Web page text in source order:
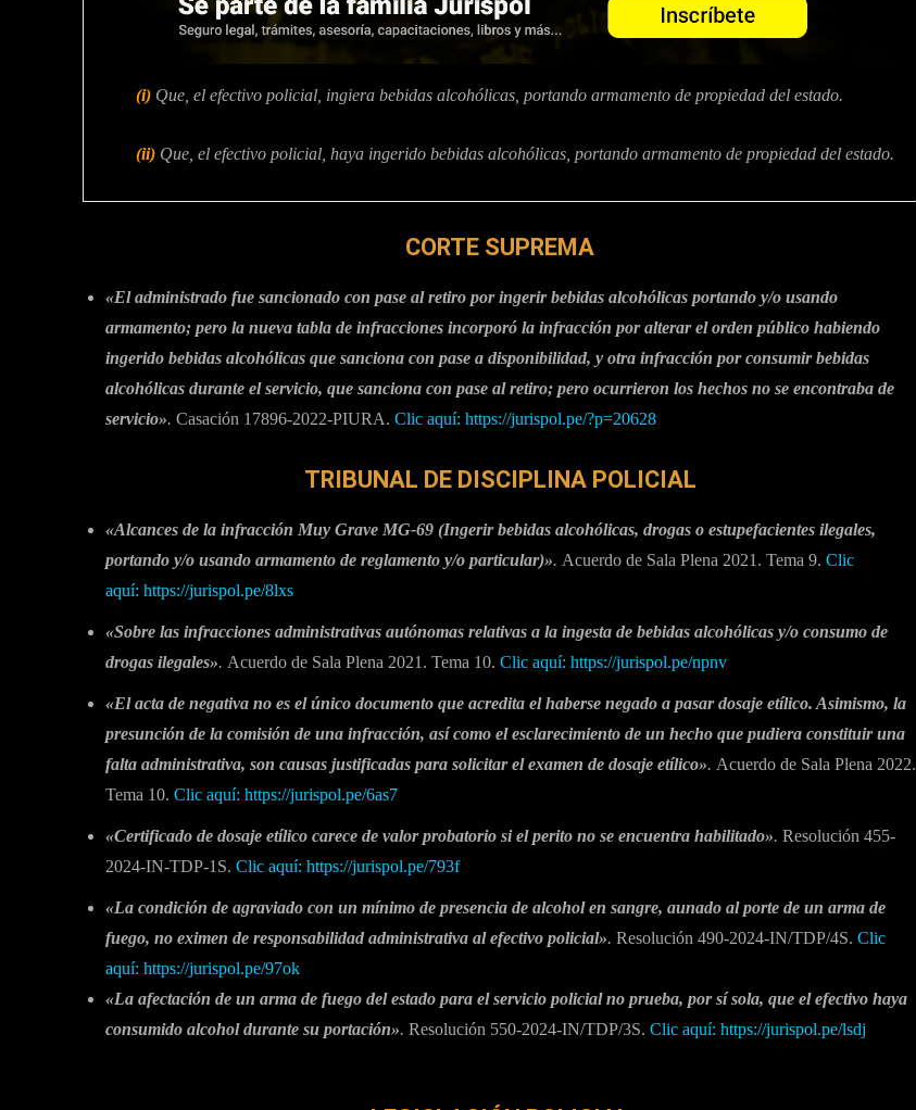
(i) Que, el efectivo policial, ingiera bebidas alcohólicas, portando armamento de propiedad del estado.
(ii) Que, el efectivo policial, haya ingerido bebidas alcohólicas, portando armamento de propiedad del estado.
CORTE SUPREMA
«El administrado fue sancionado con pase al retiro por ingerir bebidas alcohólicas portando y/o usando
armamento; pero la nueva tabla de infracciones incorporó la infracción por alterar el orden público habiendo
ingerido bebidas alcohólicas que sanciona con pase a disponibilidad, y otra infracción por consumir bebidas
alcohólicas durante el servicio, que sanciona con pase al retiro; pero ocurrieron los hechos no se encontraba de
servicio». Casación 17896-2022-PIURA. Clic aquí: https://jurispol.pe/?p=20628
TRIBUNAL DE DISCIPLINA POLICIAL
«Alcances de la infracción Muy Grave MG-69 (Ingerir bebidas alcohólicas, drogas o estupefacientes ilegales,
portando y/o usando armamento de reglamento y/o particular)». Acuerdo de Sala Plena 2021. Tema 9. Clic
aquí: https://jurispol.pe/8lxs
«Sobre las infracciones administrativas autónomas relativas a la ingesta de bebidas alcohólicas y/o consumo de
drogas ilegales». Acuerdo de Sala Plena 2021. Tema 10. Clic aquí: https://jurispol.pe/npnv
«El acta de negativa no es el único documento que acredita el haberse negado a pasar dosaje etílico. Asimismo, la
presunción de la comisión de una infracción, así como el esclarecimiento de un hecho que pudiera constituir una
falta administrativa, son causas justificadas para solicitar el examen de dosaje etílico». Acuerdo de Sala Plena 2022.
Tema 10. Clic aquí: https://jurispol.pe/6as7
«Certificado de dosaje etílico carece de valor probatorio si el perito no se encuentra habilitado». Resolución 455-
2024-IN-TDP-1S. Clic aquí: https://jurispol.pe/793f
«La condición de agraviado con un mínimo de presencia de alcohol en sangre, aunado al porte de un arma de
fuego, no eximen de responsabilidad administrativa al efectivo policial». Resolución 490-2024-IN/TDP/4S. Clic
aquí: https://jurispol.pe/97ok
«La afectación de un arma de fuego del estado para el servicio policial no prueba, por sí sola, que el efectivo haya
consumido alcohol durante su portación». Resolución 550-2024-IN/TDP/3S. Clic aquí: https://jurispol.pe/lsdj